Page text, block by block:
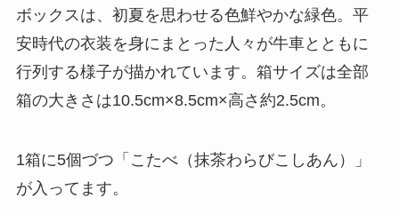
ボックスは、初夏を思わせる色鮮やかな緑色。平
安時代の衣装を身にまとった人々が牛車とともに
行列する様子が描かれています。箱サイズは全部
箱の大きさは10.5cm×8.5cm×高さ約2.5cm。
1箱に5個づつ「こたべ（抹茶わらびこしあん）」
が入ってます。